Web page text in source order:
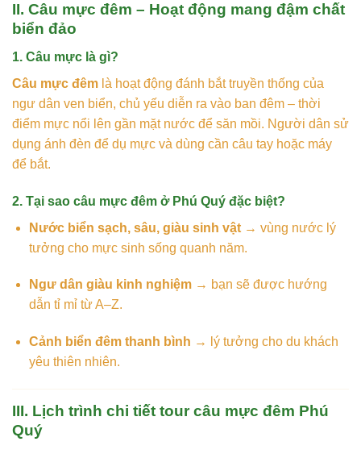
II. Câu mực đêm – Hoạt động mang đậm chất
biển đảo
1. Câu mực là gì?
Câu mực đêm là hoạt động đánh bắt truyền thống của
ngư dân ven biển, chủ yếu diễn ra vào ban đêm – thời
điểm mực nổi lên gần mặt nước để săn mồi. Người dân sử
dụng ánh đèn để dụ mực và dùng cần câu tay hoặc máy
để bắt.
2. Tại sao câu mực đêm ở Phú Quý đặc biệt?
Nước biển sạch, sâu, giàu sinh vật→ vùng nước lý
tưởng cho mực sinh sống quanh năm.
Ngư dân giàu kinh nghiệm→ bạn sẽ được hướng
dẫn tỉ mỉ từ A–Z.
Cảnh biển đêm thanh bình → lý tưởng cho du khách
yêu thiên nhiên.
III. Lịch trình chi tiết tour câu mực đêm Phú
Quý